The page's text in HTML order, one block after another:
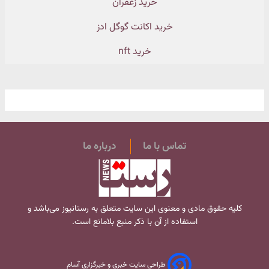
خرید اکانت گوگل ادز
خرید nft
تماس با ما درباره ما
کلیه حقوق مادی و معنوی این سایت متعلق به رستانیوز می‌باشد و
استفاده از آن با ذکر منبع بلامانع است.
طراحی سایت خبری و خبرگزاری آسام